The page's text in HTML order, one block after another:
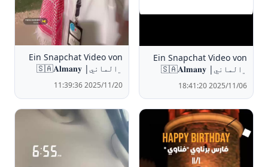
Ein Snapchat Video von
﮼الماني| 🇸🇦𝐀𝐥𝐦𝐚𝐧𝐲
2025/11/06 18:41:20
Ein Snapchat Video von
﮼الماني| 🇸🇦𝐀𝐥𝐦𝐚𝐧𝐲
2025/11/20 11:39:36